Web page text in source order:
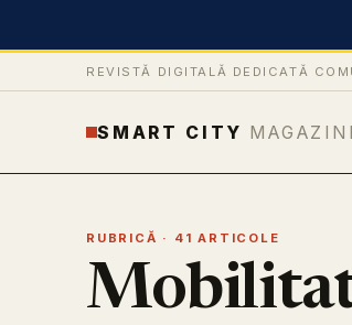
REVISTĂ DIGITALĂ DEDICATĂ
SMART CITY
RUBRICĂ · 41 ARTICOLE